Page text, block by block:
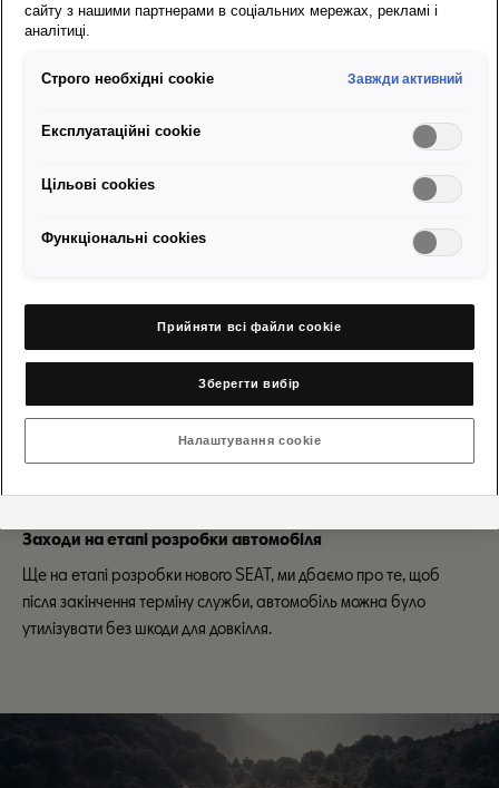
Екологічно чиста переробка
Переробка
Розробка, орієнтована на вторинну переробку
Сталість довкілля є складовою всього технологічного ланцюжка,
що впливає на розробку продукту, виробництво й експлуатацію
автомобіля. Такі заходи сприяють зменшенню навантаження на
Заходи на етапі розробки автомобіля
Ще на етапі розробки нового SEAT, ми дбаємо про те, щоб
після закінчення терміну служби, автомобіль можна було
утилізувати без шкоди для довкілля.
сайту з нашими партнерами в соціальних мережах, рекламі і
аналітиці.
Строго необхідні cookie Завжди активний
Експлуатаційні cookie
Цільові сookies
Функціональні cookies
Прийняти всі файли сookie
Зберегти вибір
Налаштування cookie